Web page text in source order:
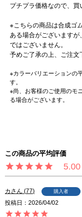
プチプラ価格なので、買
※こちらの商品は合成ゴ
ある場合がございます
ではございません。
予めご了承の上、ご注文
※カラーバリエーションの
す。
※尚、お客様のご使用のモ
る場合がございます。
5.00
カ 77 購入者
投稿日
2026/04/02